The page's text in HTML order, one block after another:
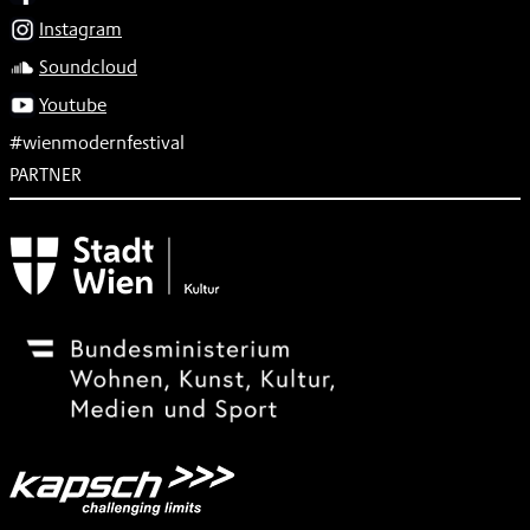
Instagram
Soundcloud
Youtube
#wienmodernfestival
PARTNER
Subventionsgeber